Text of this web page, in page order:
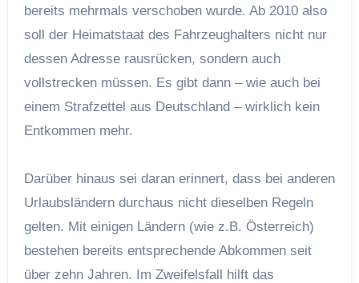
bereits mehrmals verschoben wurde. Ab 2010 also
soll der Heimatstaat des Fahrzeughalters nicht nur
dessen Adresse rausrücken, sondern auch
vollstrecken müssen. Es gibt dann – wie auch bei
einem Strafzettel aus Deutschland – wirklich kein
Entkommen mehr.
Darüber hinaus sei daran erinnert, dass bei anderen
Urlaubsländern durchaus nicht dieselben Regeln
gelten. Mit einigen Ländern (wie z.B. Österreich)
bestehen bereits entsprechende Abkommen seit
über zehn Jahren. Im Zweifelsfall hilft das